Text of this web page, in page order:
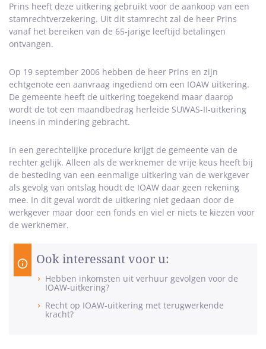
Prins heeft deze uitkering gebruikt voor de aankoop van een
stamrechtverzekering. Uit dit stamrecht zal de heer Prins
vanaf het bereiken van de 65-jarige leeftijd betalingen
ontvangen.
Op 19 september 2006 hebben de heer Prins en zijn
echtgenote een aanvraag ingediend om een IOAW uitkering.
De gemeente heeft de uitkering toegekend maar daarop
wordt de tot een maandbedrag herleide SUWAS-II-uitkering
ineens in mindering gebracht.
In een gerechtelijke procedure krijgt de gemeente van de
rechter gelijk. Alleen als de werknemer de vrije keus heeft bij
de besteding van een eenmalige uitkering van de werkgever
als gevolg van ontslag houdt de IOAW daar geen rekening
mee. In dit geval wordt de uitkering niet gedaan door de
werkgever maar door een fonds en viel er niets te kiezen voor
de werknemer.
Ook interessant voor u:
Hebben inkomsten uit verhuur gevolgen voor de
IOAW-uitkering?
Recht op IOAW-uitkering met terugwerkende
kracht?